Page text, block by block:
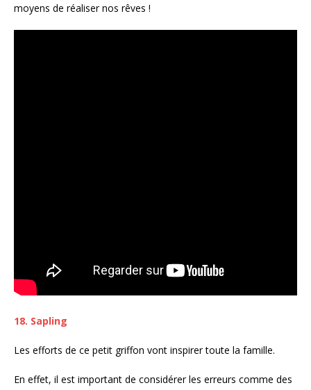
moyens de réaliser nos rêves !
18. Sapling
Les efforts de ce petit griffon vont inspirer toute la famille.
En effet, il est important de considérer les erreurs comme des